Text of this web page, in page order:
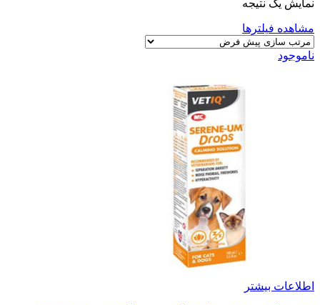
نمایش یک نتیجه
مشاهده فیلترها
ناموجود
اطلاعات بیشتر